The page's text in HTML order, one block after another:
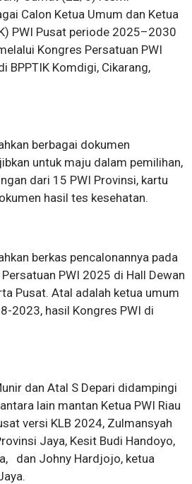
Calon Ketua Umum dan Ketua
PWI Pusat periode 2025–2030
Kongres Persatuan PWI
Komdigi, Cikarang,
berbagai dokumen
untuk maju dalam pemilihan,
dari 15 PWI Provinsi, kartu
hasil tes kesehatan.
berkas pencalonannya pada
PWI 2025 di Hall Dewan
Pusat. Atal adalah ketua umum
2023, hasil Kongres PWI di
dan Atal S Depari didampingi
lain mantan Ketua PWI Riau
versi KLB 2024, Zulmansyah
Jaya, Kesit Budi Handoyo,
dan Johny Hardjojo, ketua